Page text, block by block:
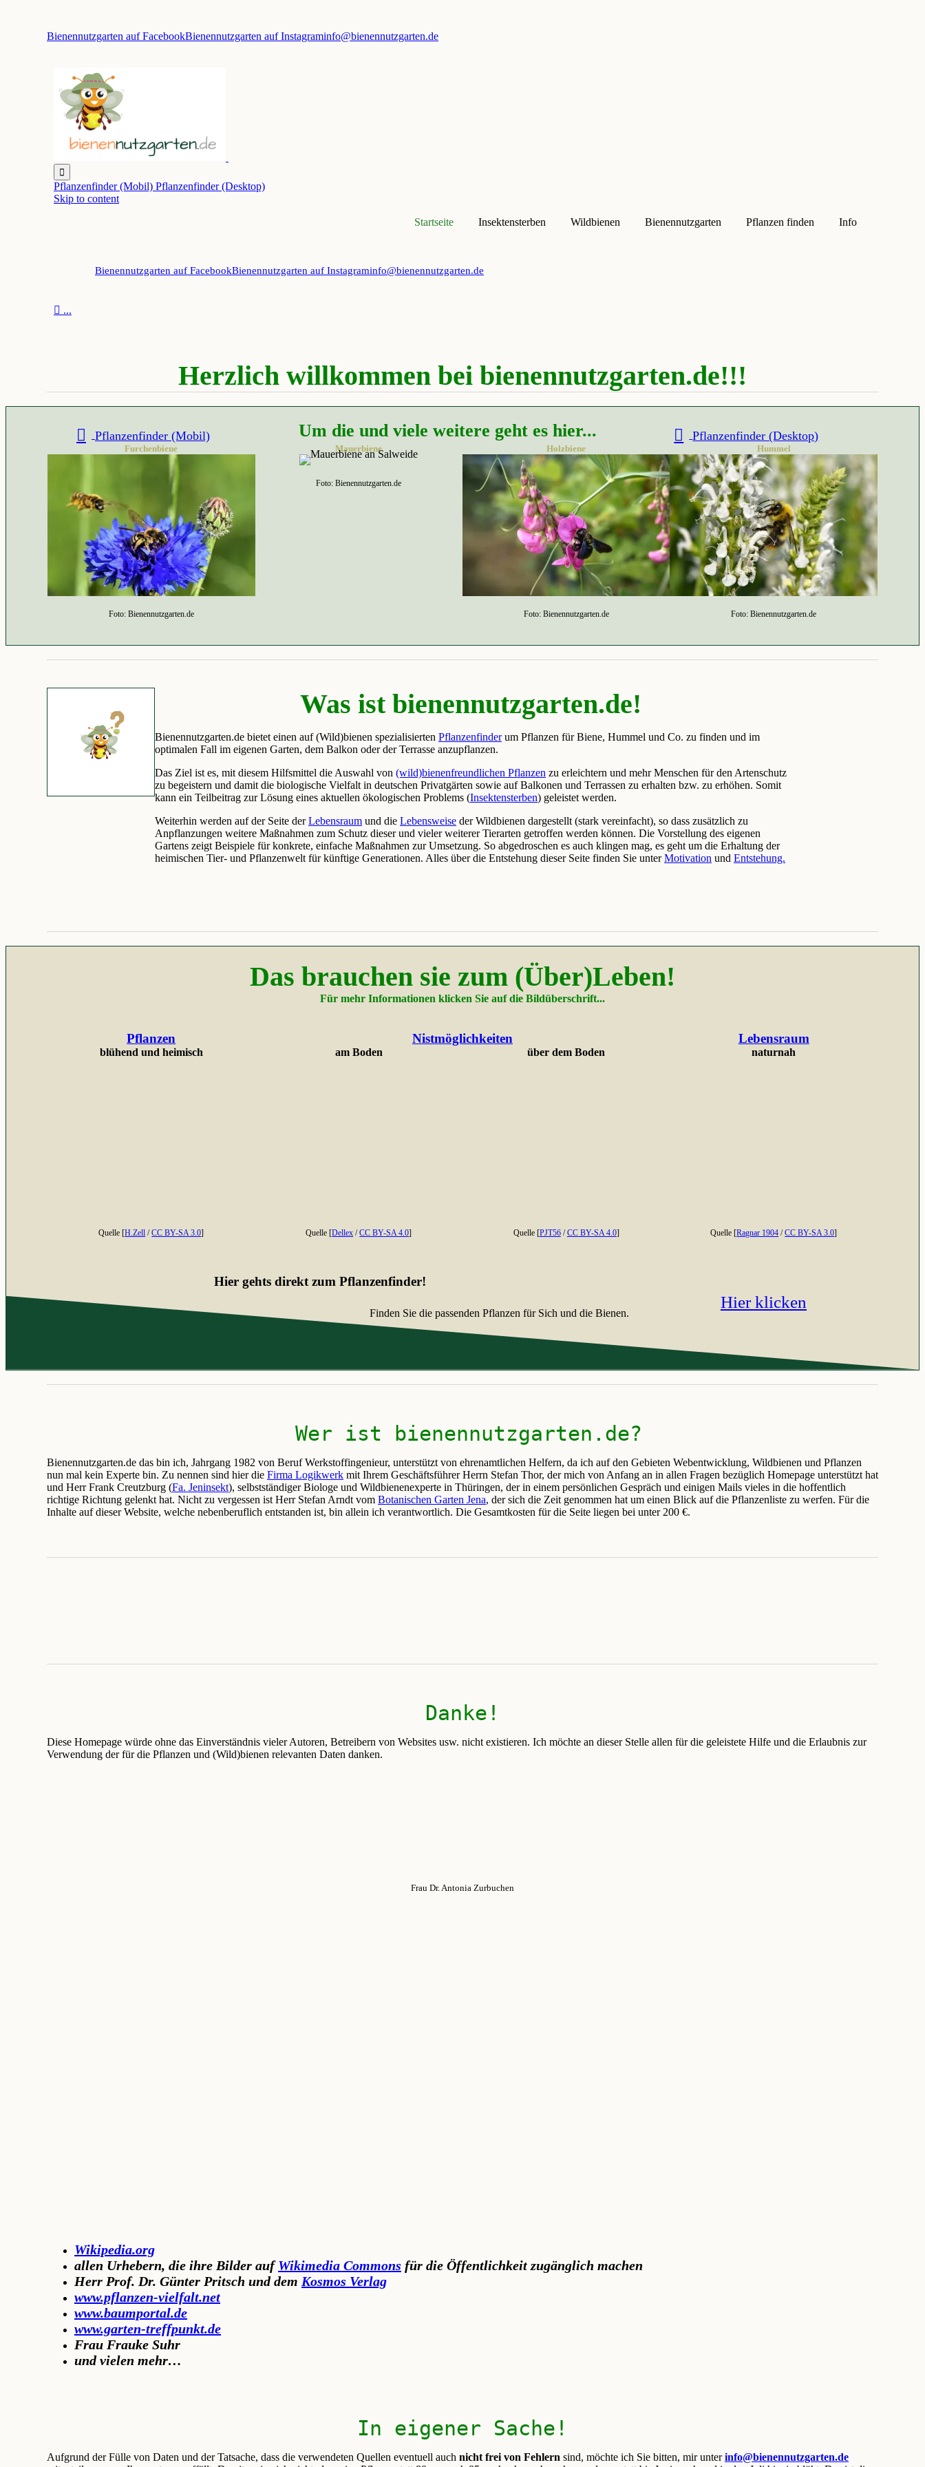
Bienennutzgarten auf FacebookBienennutzgarten auf Instagraminfo@bienennutzgarten.de

Pflanzenfinder (Mobil) Pflanzenfinder (Desktop)
Skip to content
Startseite
Insektensterben Wildbienen Bienennutzgarten Pflanzen finden Info
Bienennutzgarten auf FacebookBienennutzgarten auf Instagraminfo@bienennutzgarten.de
 ...
Herzlich willkommen bei bienennutzgarten.de!!!
Pflanzenfinder (Mobil) Um die und viele weitere geht es hier... Pflanzenfinder (Desktop)
Furchenbiene
Foto: Bienennutzgarten.de
Mauerbiene
Foto: Bienennutzgarten.de
Holzbiene
Foto: Bienennutzgarten.de
Hummel
Foto: Bienennutzgarten.de
Was ist bienennutzgarten.de!
Bienennutzgarten.de bietet einen auf (Wild)bienen spezialisiertenPflanzenfinderum Pflanzen für Biene, Hummel und Co. zu finden und im
optimalen Fall im eigenen Garten, dem Balkon oder der Terrasse anzupflanzen.
Das Ziel ist es, mit diesem Hilfsmittel die Auswahl von(wild)bienenfreundlichen Pflanzen zu erleichtern und mehr Menschen für den Artenschutz
zu begeistern und damit die biologische Vielfalt in deutschen Privatgärten sowie auf Balkonen und Terrassen zu erhalten bzw. zu erhöhen. Somit
kann ein Teilbeitrag zur Lösung eines aktuellen ökologischen Problems (Insektensterben) geleistet werden.
Weiterhin werden auf der Seite derLebensraum und dieLebensweise der Wildbienen dargestellt (stark vereinfacht), so dass zusätzlich zu
Anpflanzungen weitere Maßnahmen zum Schutz dieser und vieler weiterer Tierarten getroffen werden können. Die Vorstellung des eigenen
Gartens zeigt Beispiele für konkrete, einfache Maßnahmen zur Umsetzung. So abgedroschen es auch klingen mag, es geht um die Erhaltung der
heimischen Tier- und Pflanzenwelt für künftige Generationen. Alles über die Entstehung dieser Seite finden Sie unterMotivation undEntstehung.
Das brauchen sie zum (Über)Leben!
Für mehr Informationen klicken Sie auf die Bildüberschrift...
Pflanzen Nistmöglichkeiten Lebensraum
blühend und heimisch
Quelle [H.Zell /CC BY-SA 3.0]
am Boden
Quelle [Dellex /CC BY-SA 4.0]
über dem Boden
Quelle [PJT56/CC BY-SA 4.0]
naturnah
Quelle [Ragnar 1904 /CC BY-SA 3.0]
Hier gehts direkt zum Pflanzenfinder!
Finden Sie die passenden Pflanzen für Sich und die Bienen.
Hier klicken
Wer ist bienennutzgarten.de?
Bienennutzgarten.de das bin ich, Jahrgang 1982 von Beruf Werkstoffingenieur, unterstützt von ehrenamtlichen Helfern, da ich auf den Gebieten Webentwicklung, Wildbienen und Pflanzen
nun mal kein Experte bin. Zu nennen sind hier die Firma Logikwerk mit Ihrem Geschäftsführer Herrn Stefan Thor, der mich von Anfang an in allen Fragen bezüglich Homepage unterstützt hat
und Herr Frank Creutzburg (Fa. Jeninsekt), selbstständiger Biologe und Wildbienenexperte in Thüringen, der in einem persönlichen Gespräch und einigen Mails vieles in die hoffentlich
richtige Richtung gelenkt hat. Nicht zu vergessen ist Herr Stefan Arndt vom Botanischen Garten Jena, der sich die Zeit genommen hat um einen Blick auf die Pflanzenliste zu werfen. Für die
Inhalte auf dieser Website, welche nebenberuflich entstanden ist, bin allein ich verantwortlich. Die Gesamtkosten für die Seite liegen bei unter 200 €.
Danke!
Diese Homepage würde ohne das Einverständnis vieler Autoren, Betreibern von Websites usw. nicht existieren. Ich möchte an dieser Stelle allen für die geleistete Hilfe und die Erlaubnis zur
Verwendung der für die Pflanzen und (Wild)bienen relevanten Daten danken.
Frau Dr. Antonia Zurbuchen
Wikipedia.org
allen Urhebern, die ihre Bilder aufWikimedia Commons für die Öffentlichkeit zugänglich machen
Herr Prof. Dr. Günter Pritsch und dem Kosmos Verlag
www.pflanzen-vielfalt.net
www.baumportal.de
www.garten-treffpunkt.de
Frau Frauke Suhr
und vielen mehr…
In eigener Sache!
Aufgrund der Fülle von Daten und der Tatsache, dass die verwendeten Quellen eventuell auch nicht frei von Fehlern sind, möchte ich Sie bitten, mir unterinfo@bienennutzgarten.de